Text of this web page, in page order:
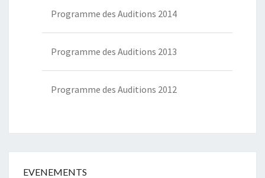
Programme des Auditions 2014
Programme des Auditions 2013
Programme des Auditions 2012
EVENEMENTS